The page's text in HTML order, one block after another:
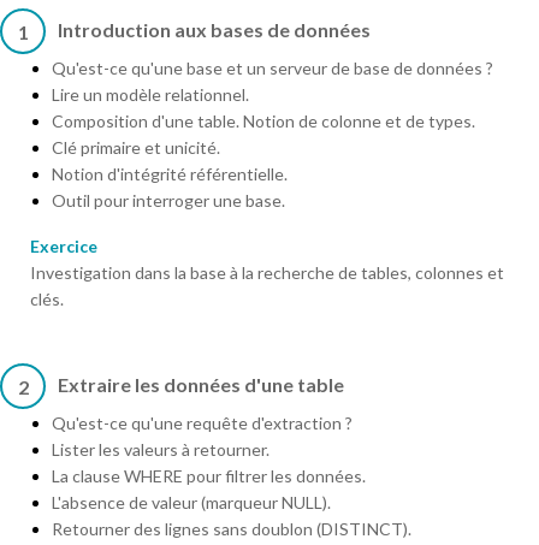
1 Introduction aux bases de données
Qu'est-ce qu'une base et un serveur de base de données ?
Lire un modèle relationnel.
Composition d'une table. Notion de colonne et de types.
Clé primaire et unicité.
Notion d'intégrité référentielle.
Outil pour interroger une base.
Exercice
Investigation dans la base à la recherche de tables, colonnes et
clés.
2 Extraire les données d'une table
Qu'est-ce qu'une requête d'extraction ?
Lister les valeurs à retourner.
La clause WHERE pour filtrer les données.
L'absence de valeur (marqueur NULL).
Retourner des lignes sans doublon (DISTINCT).